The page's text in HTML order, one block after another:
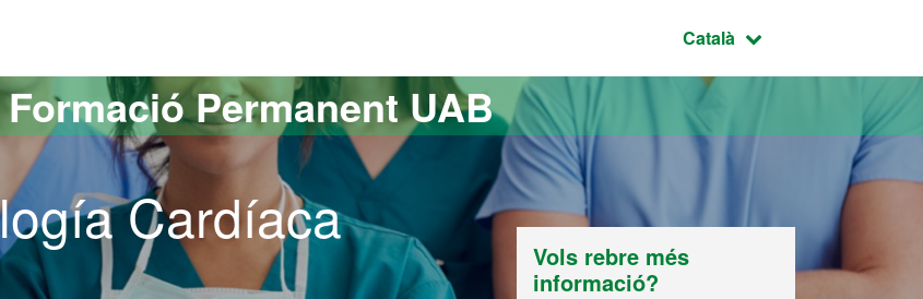
Idioma seleccionat:
Català
Permanent UAB
Cardíaca
Vols rebre més
informació?